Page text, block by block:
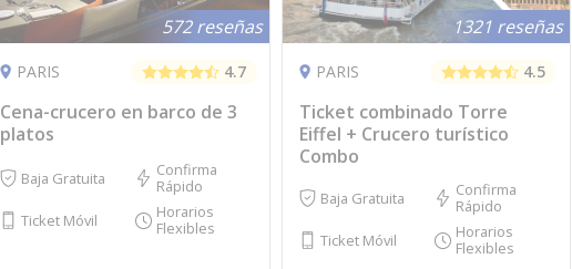
572 reseñas
PARIS 4.7
Cena-crucero en barco de 3
platos
Baja Gratuita
Confirma
Rápido
Ticket Móvil
Horarios
Flexibles
1321 reseñas
PARIS 4.5
Ticket combinado Torre
Eiffel + Crucero turístico
Combo
Baja Gratuita
Confirma
Rápido
Ticket Móvil
Horarios
Flexibles